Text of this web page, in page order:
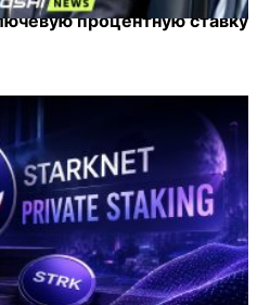
процентную ставку